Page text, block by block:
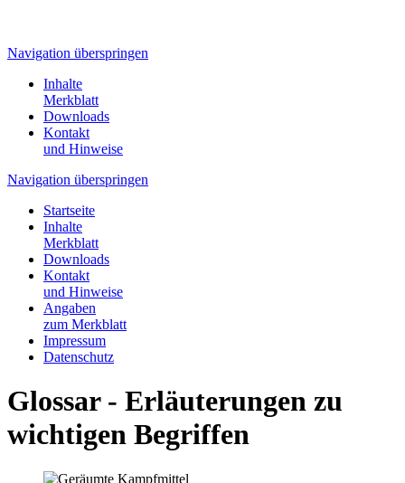
Navigation überspringen
Inhalte
Merkblatt
Downloads
Kontakt
und Hinweise
Navigation überspringen
Startseite
Inhalte
Merkblatt
Downloads
Kontakt
und Hinweise
Angaben
zum Merkblatt
Impressum
Datenschutz
Glossar - Erläuterungen zu
wichtigen Begriffen